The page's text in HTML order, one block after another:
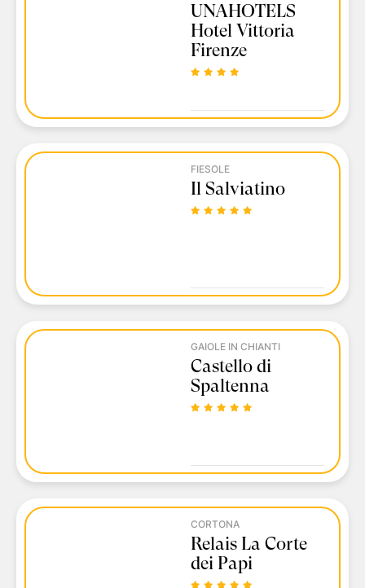
UNAHOTELS
Hotel Vittoria
Firenze
FIESOLE
Il Salviatino
GAIOLE IN CHIANTI
Castello di
Spaltenna
CORTONA
Relais La Corte
dei Papi